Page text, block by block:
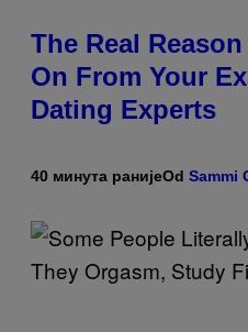
The Real
On From Your
Dating Experts
40 минута ранијеOd Sammi